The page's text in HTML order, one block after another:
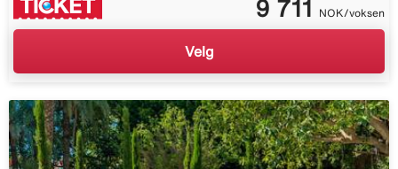
9 711 NOK/voksen
Velg